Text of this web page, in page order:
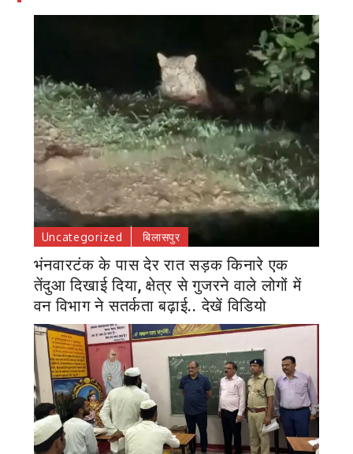
Uncategorized बिलासपुर
भंनवारटंक के पास देर रात सड़क किनारे एक
तेंदुआ दिखाई दिया, क्षेत्र से गुजरने वाले लोगों में
वन विभाग ने सतर्कता बढ़ाई.. देखें विडियो